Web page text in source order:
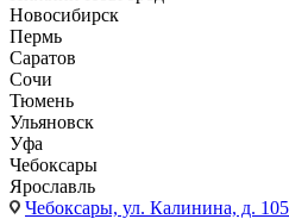
Новосибирск
Пермь
Саратов
Сочи
Тюмень
Ульяновск
Уфа
Чебоксары
Ярославль
Чебоксары, ул. Калинина, д.